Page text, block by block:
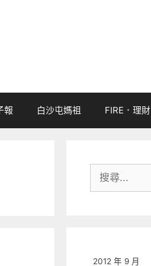
報 白沙屯媽祖 FIRE．理財
尋:
2012 年 9 月